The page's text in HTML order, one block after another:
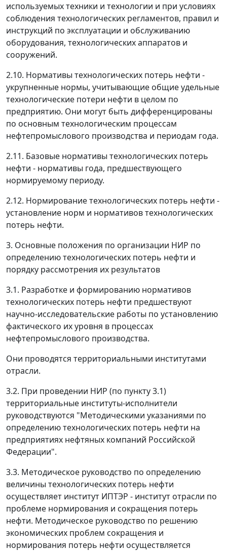
используемых техники и технологии и при условиях
соблюдения технологических регламентов, правил и
инструкций по эксплуатации и обслуживанию
оборудования, технологических аппаратов и
сооружений.
2.10. Нормативы технологических потерь нефти -
укрупненные нормы, учитывающие общие удельные
технологические потери нефти в целом по
предприятию. Они могут быть дифференцированы
по основным технологическим процессам
нефтепромыслового производства и периодам года.
2.11. Базовые нормативы технологических потерь
нефти - нормативы года, предшествующего
нормируемому периоду.
2.12. Нормирование технологических потерь нефти -
установление норм и нормативов технологических
потерь нефти.
3. Основные положения по организации НИР по
определению технологических потерь нефти и
порядку рассмотрения их результатов
3.1. Разработке и формированию нормативов
технологических потерь нефти предшествуют
научно-исследовательские работы по установлению
фактического их уровня в процессах
нефтепромыслового производства.
Они проводятся территориальными институтами
отрасли.
3.2. При проведении НИР (по пункту 3.1)
территориальные институты-исполнители
руководствуются "Методическими указаниями по
определению технологических потерь нефти на
предприятиях нефтяных компаний Российской
Федерации".
3.3. Методическое руководство по определению
величины технологических потерь нефти
осуществляет институт ИПТЭР - институт отрасли по
проблеме нормирования и сокращения потерь
нефти. Методическое руководство по решению
экономических проблем сокращения и
нормирования потерь нефти осуществляется